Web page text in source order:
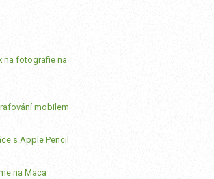
na fotografie na
mobilem
s Apple Pencil
na Maca